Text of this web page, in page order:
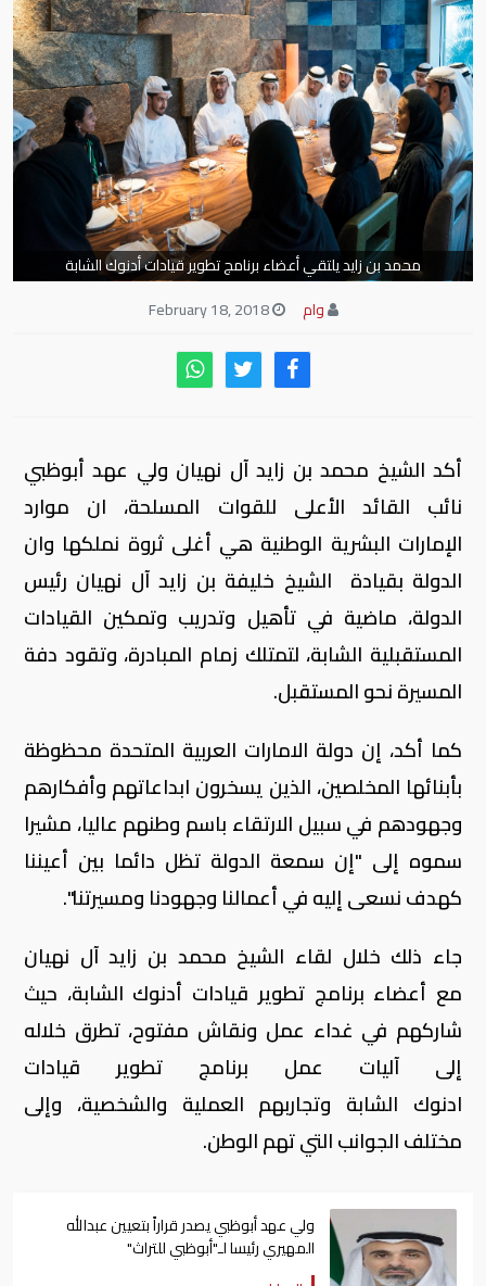
محمد بن زايد يلتقي أعضاء برنامج تطوير قيادات أدنوك الشابة
وام
February 18, 2018
أكد الشيخ محمد بن زايد آل نهيان ولي عهد أبوظبي
نائب القائد الأعلى للقوات المسلحة، ان موارد
الإمارات البشرية الوطنية هي أغلى ثروة نملكها وان
الدولة بقيادة الشيخ خليفة بن زايد آل نهيان رئيس
الدولة، ماضية في تأهيل وتدريب وتمكين القيادات
المستقبلية الشابة، لتمتلك زمام المبادرة، وتقود دفة
المسيرة نحو المستقبل.
كما أكد، إن دولة الامارات العربية المتحدة محظوظة
بأبنائها المخلصين، الذين يسخرون ابداعاتهم وأفكارهم
وجهودهم في سبيل الارتقاء باسم وطنهم عاليا، مشيرا
سموه إلى "إن سمعة الدولة تظل دائما بين أعيننا
كهدف نسعى إليه في أعمالنا وجهودنا ومسيرتنا".
جاء ذلك خلال لقاء الشيخ محمد بن زايد آل نهيان
مع أعضاء برنامج تطوير قيادات أدنوك الشابة، حيث
شاركهم في غداء عمل ونقاش مفتوح، تطرق خلاله
إلى آليات عمل برنامج تطوير قيادات
ادنوك الشابة وتجاربهم العملية والشخصية، وإلى
مختلف الجوانب التي تهم الوطن.
ولي عهد أبوظبي يصدر قراراً بتعيين عبدالله
المهيري رئيسا لـ"أبوظبي للتراث"